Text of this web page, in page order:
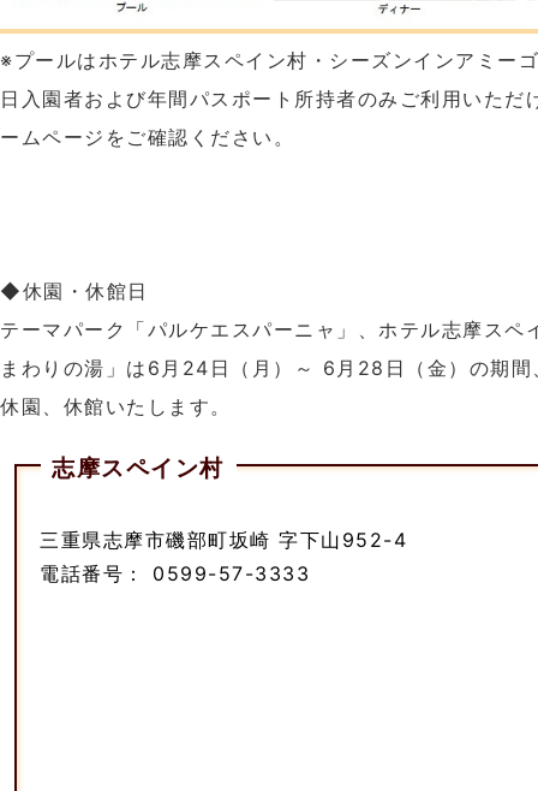
※プールはホテル志摩スペイン村・シーズンインアミー
日入園者および年間パスポート所持者のみご利用いただ
ームページをご確認ください。
◆休園・休館日
テーマパーク「パルケエスパーニャ」、ホテル志摩スペ
まわりの湯」は6月24日（月）～ 6月28日（金）の期
休園、休館いたします。
志摩スペイン村
三重県志摩市磯部町坂崎 字下山952-4
電話番号： 0599-57-3333